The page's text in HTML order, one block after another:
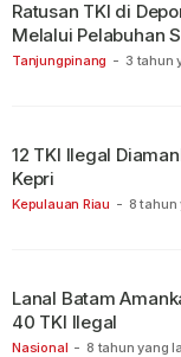
Tanjungpinang - 3 tahun
Ratusan TKI di
Melalui Pelabuhan
Kepulauan Riau - 8 tahun
12 TKI Ilegal
Kepri
Nasional - 8 tahun yang
Lanal Batam
40 TKI Ilegal